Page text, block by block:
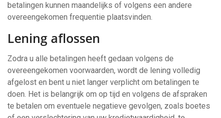
betalingen kunnen maandelijks of volgens een andere
overeengekomen frequentie plaatsvinden.
Lening aflossen
Zodra u alle betalingen heeft gedaan volgens de
overeengekomen voorwaarden, wordt de lening volledig
afgelost en bent u niet langer verplicht om betalingen te
doen. Het is belangrijk om op tijd en volgens de afspraken
te betalen om eventuele negatieve gevolgen, zoals boetes